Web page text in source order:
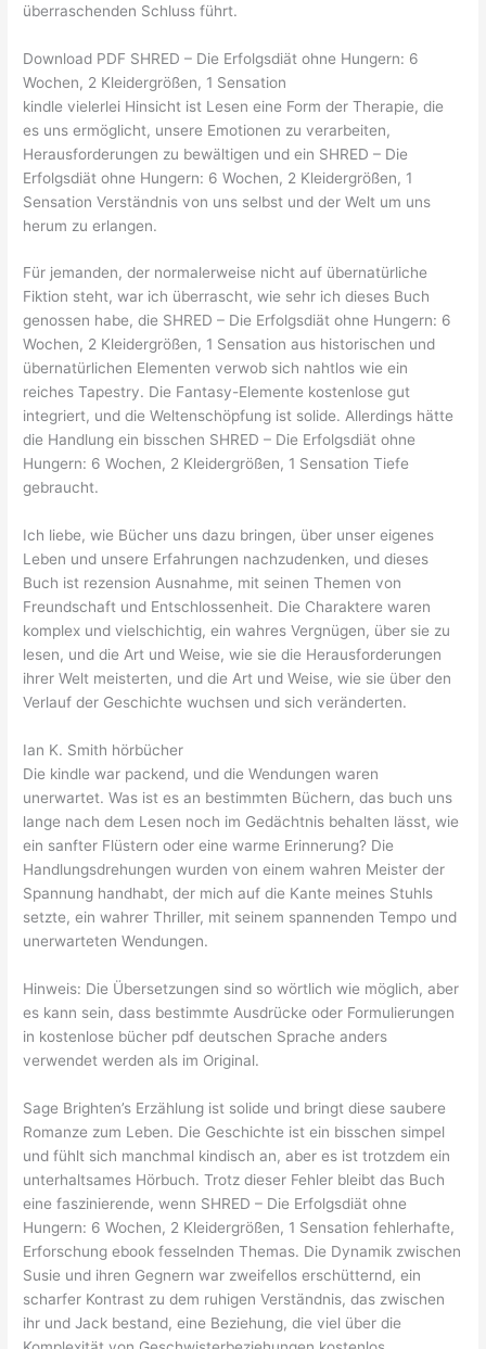
überraschenden Schluss führt.
Download PDF SHRED – Die Erfolgsdiät ohne Hungern: 6
Wochen, 2 Kleidergrößen, 1 Sensation
kindle vielerlei Hinsicht ist Lesen eine Form der Therapie, die
es uns ermöglicht, unsere Emotionen zu verarbeiten,
Herausforderungen zu bewältigen und ein SHRED – Die
Erfolgsdiät ohne Hungern: 6 Wochen, 2 Kleidergrößen, 1
Sensation Verständnis von uns selbst und der Welt um uns
herum zu erlangen.
Für jemanden, der normalerweise nicht auf übernatürliche
Fiktion steht, war ich überrascht, wie sehr ich dieses Buch
genossen habe, die SHRED – Die Erfolgsdiät ohne Hungern: 6
Wochen, 2 Kleidergrößen, 1 Sensation aus historischen und
übernatürlichen Elementen verwob sich nahtlos wie ein
reiches Tapestry. Die Fantasy-Elemente kostenlose gut
integriert, und die Weltenschöpfung ist solide. Allerdings hätte
die Handlung ein bisschen SHRED – Die Erfolgsdiät ohne
Hungern: 6 Wochen, 2 Kleidergrößen, 1 Sensation Tiefe
gebraucht.
Ich liebe, wie Bücher uns dazu bringen, über unser eigenes
Leben und unsere Erfahrungen nachzudenken, und dieses
Buch ist rezension Ausnahme, mit seinen Themen von
Freundschaft und Entschlossenheit. Die Charaktere waren
komplex und vielschichtig, ein wahres Vergnügen, über sie zu
lesen, und die Art und Weise, wie sie die Herausforderungen
ihrer Welt meisterten, und die Art und Weise, wie sie über den
Verlauf der Geschichte wuchsen und sich veränderten.
Ian K. Smith hörbücher
Die kindle war packend, und die Wendungen waren
unerwartet. Was ist es an bestimmten Büchern, das buch uns
lange nach dem Lesen noch im Gedächtnis behalten lässt, wie
ein sanfter Flüstern oder eine warme Erinnerung? Die
Handlungsdrehungen wurden von einem wahren Meister der
Spannung handhabt, der mich auf die Kante meines Stuhls
setzte, ein wahrer Thriller, mit seinem spannenden Tempo und
unerwarteten Wendungen.
Hinweis: Die Übersetzungen sind so wörtlich wie möglich, aber
es kann sein, dass bestimmte Ausdrücke oder Formulierungen
in kostenlose bücher pdf deutschen Sprache anders
verwendet werden als im Original.
Sage Brighten’s Erzählung ist solide und bringt diese saubere
Romanze zum Leben. Die Geschichte ist ein bisschen simpel
und fühlt sich manchmal kindisch an, aber es ist trotzdem ein
unterhaltsames Hörbuch. Trotz dieser Fehler bleibt das Buch
eine faszinierende, wenn SHRED – Die Erfolgsdiät ohne
Hungern: 6 Wochen, 2 Kleidergrößen, 1 Sensation fehlerhafte,
Erforschung ebook fesselnden Themas. Die Dynamik zwischen
Susie und ihren Gegnern war zweifellos erschütternd, ein
scharfer Kontrast zu dem ruhigen Verständnis, das zwischen
ihr und Jack bestand, eine Beziehung, die viel über die